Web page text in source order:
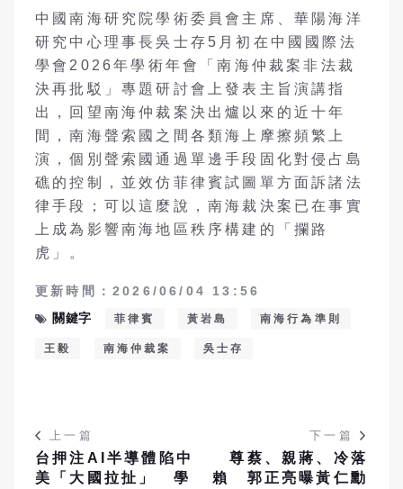
中國南海研究院學術委員會主席、華陽海洋
研究中心理事長吳士存 5 月初在中國國際法
學會 2026年學術年會「南海仲裁案非法裁
決再批駁」專題研討會上發表主旨演講指
出，回望南海仲裁案決出爐以來的近十年
間，南海聲索國之間各類海上摩擦頻繁上
演，個別聲索國通過單邊手段固化對侵占島
礁的控制，並效仿菲律賓試圖單方面訴諸法
律手段；可以這麼說，南海裁決案已在事實
上成為影響南海地區秩序構建的「攔路
虎」。
更新時間：2026/06/04 13:56
關鍵字
菲律賓 黃岩島 南海行為準則
王毅 南海仲裁案 吳士存
上一篇
台押注AI半導體陷中
美「大國拉扯」 學
下一篇
尊蔡、親蔣、冷落
賴 郭正亮曝黃仁勳